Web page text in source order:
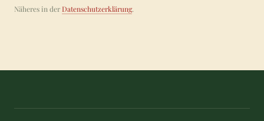
Näheres in derDatenschutzerklärung.